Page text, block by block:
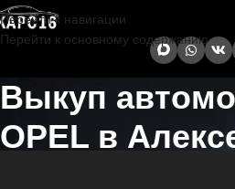
Перейти к навигации
Перейти к основному содержанию
Выкуп
OPEL в